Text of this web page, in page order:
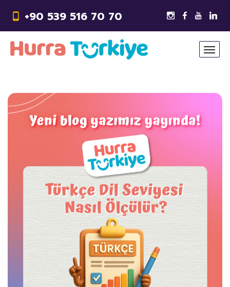
+90 539 516 70 70